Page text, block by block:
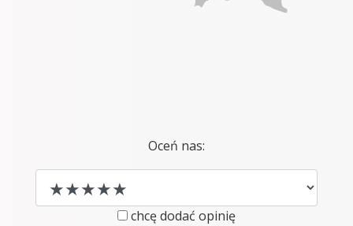
Oceń nas:
chcę dodać opinię